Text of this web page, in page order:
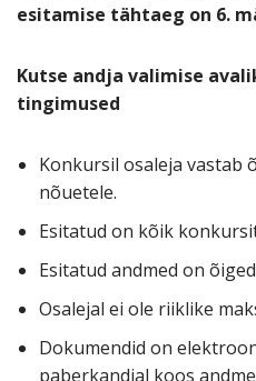
esitamise tähtaeg on 6.
Kutse andja valimise
tingimused
Konkursil osaleja vastab
nõuetele.
Esitatud on kõik
Esitatud andmed on
Osalejal ei ole riiklike
Dokumendid on
paberkandjal koos